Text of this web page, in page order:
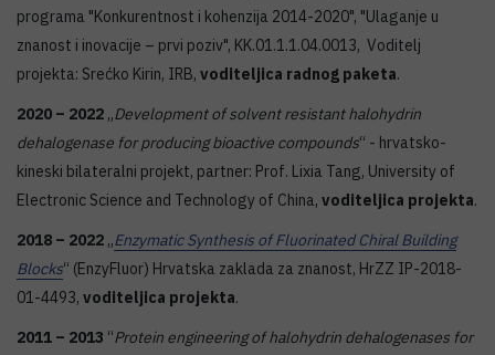
programa "Konkurentnost i kohenzija 2014-2020", "Ulaganje u
znanost i inovacije – prvi poziv", KK.01.1.1.04.0013, Voditelj
projekta: Srećko Kirin, IRB, voditeljica radnog paketa.
2020 – 2022 „Development of solvent resistant halohydrin
dehalogenase for producing bioactive compounds“ - hrvatsko-
kineski bilateralni projekt, partner: Prof. Lixia Tang, University of
Electronic Science and Technology of China, voditeljica projekta.
2018 – 2022 „Enzymatic Synthesis of Fluorinated Chiral Building
Blocks“ (EnzyFluor) Hrvatska zaklada za znanost, HrZZ IP-2018-
01-4493, voditeljica projekta.
2011 – 2013 “Protein engineering of halohydrin dehalogenases for